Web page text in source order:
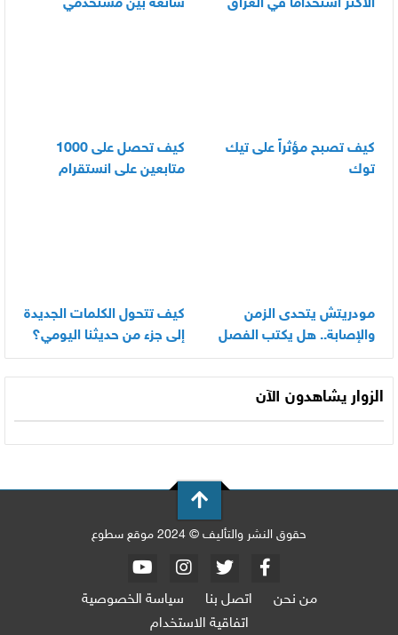
الأكثر استخدامًا في العراق
شائعة بين مستخدمي
كيف تصبح مؤثراً على تيك
توك
كيف تحصل على 1000
متابعين على انستقرام
مودريتش يتحدى الزمن
والإصابة.. هل يكتب الفصل
الأخير في أسطورته
المونديالية؟
كيف تتحول الكلمات الجديدة
إلى جزء من حديثنا اليومي؟
الزوار يشاهدون الآن
حقوق النشر والتأليف © 2024 موقع سطوع
من نحن اتصل بنا
سياسة الخصوصية
اتفاقية الاستخدام